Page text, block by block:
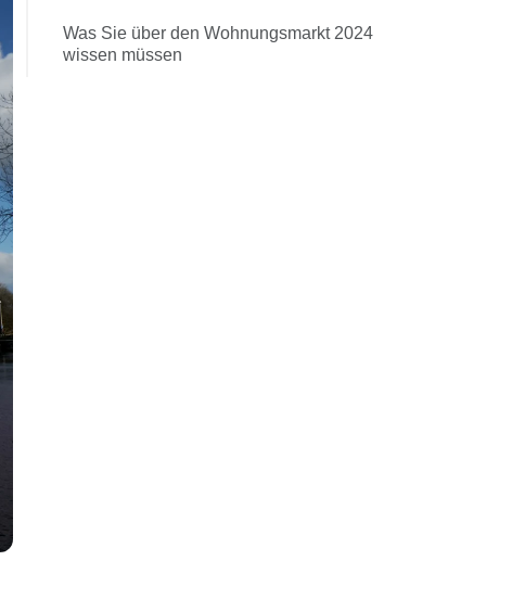
Was Sie über den Wohnungsmarkt 2024
wissen müssen